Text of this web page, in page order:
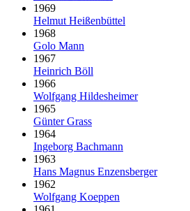
1969
Helmut Heißenbüttel
1968
Golo Mann
1967
Heinrich Böll
1966
Wolfgang Hildesheimer
1965
Günter Grass
1964
Ingeborg Bachmann
1963
Hans Magnus Enzensberger
1962
Wolfgang Koeppen